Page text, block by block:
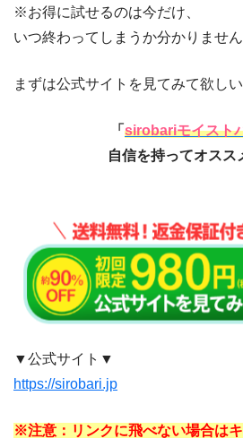
※お得に試せるのは今だけ、
いつ終わってしまうか分かりませ
まずは公式サイトを見てみて欲しい
「 sirobariモイスト
自信を持ってオスス
▼公式サイト▼
https://sirobari.jp
※注意：リンクに飛べない場合は